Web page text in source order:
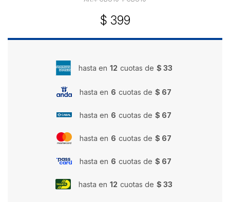
$ 399
hasta en 12 cuotas de $ 33
hasta en 6 cuotas de $ 67
hasta en 6 cuotas de $ 67
hasta en 6 cuotas de $ 67
hasta en 6 cuotas de $ 67
hasta en 12 cuotas de $ 33